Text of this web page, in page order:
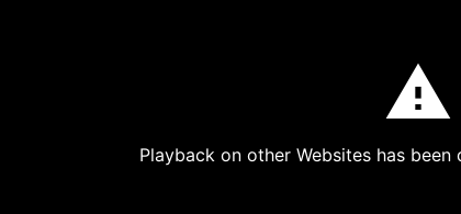
Playback on other Websites has